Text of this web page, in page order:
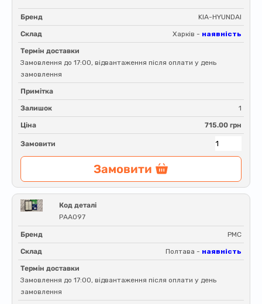
Бренд KIA-HYUNDAI
Склад Харків - наявність
Термін доставки
Замовлення до 17:00, відвантаження після оплати у день
замовлення
Примітка
Залишок 1
Ціна 715.00 грн
Замовити
Замовити
Код деталі
PAA097
Бренд PMC
Склад Полтава - наявність
Термін доставки
Замовлення до 17:00, відвантаження після оплати у день
замовлення